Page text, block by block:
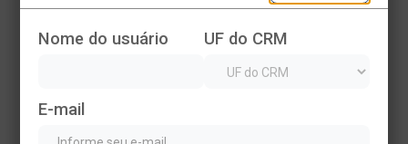
Nome do usuário UF do CRM
E-mail